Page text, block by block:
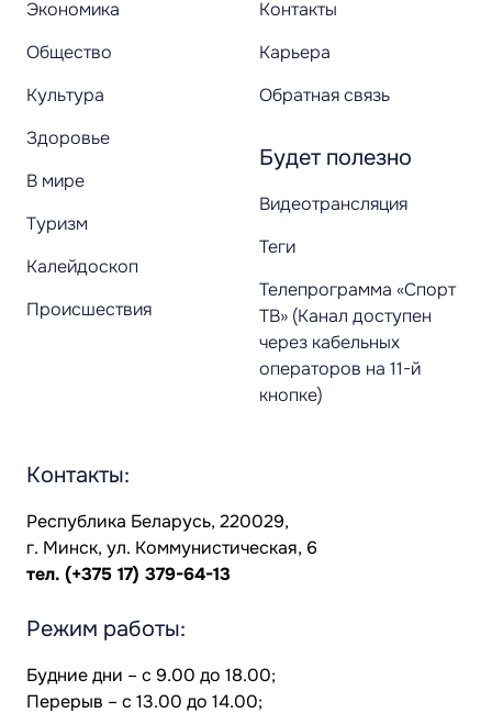
Экономика
Общество
Культура
Здоровье
В мире
Туризм
Калейдоскоп
Происшествия
Контакты
Карьера
Обратная связь
Будет полезно
Видеотрансляция
Теги
Телепрограмма «Спорт
ТВ» (Канал доступен
через кабельных
операторов на 11-й
кнопке)
Контакты:
Республика Беларусь, 220029,
г. Минск, ул. Коммунистическая, 6
тел. (+375 17) 379-64-13
Режим работы:
Будние дни – с 9.00 до 18.00;
Перерыв – с 13.00 до 14.00;